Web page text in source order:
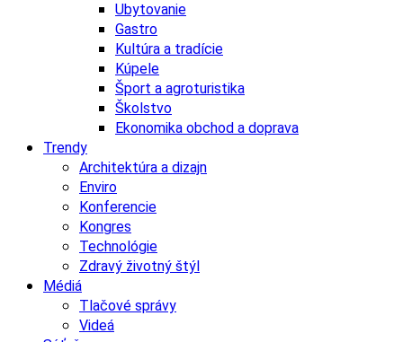
Ubytovanie
Gastro
Kultúra a tradície
Kúpele
Šport a agroturistika
Školstvo
Ekonomika obchod a doprava
Trendy
Architektúra a dizajn
Enviro
Konferencie
Kongres
Technológie
Zdravý životný štýl
Médiá
Tlačové správy
Videá